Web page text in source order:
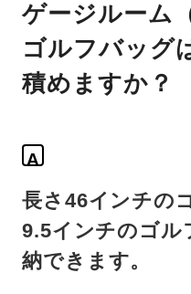
ゲージルーム
ゴルフバッグ
積めますか？
A
長さ46インチの
9.5インチのゴル
納できます。